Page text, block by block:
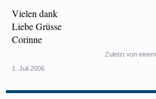
Vielen dank
Liebe Grüsse
Corinne
Zuletzt von
1. Juli 2006